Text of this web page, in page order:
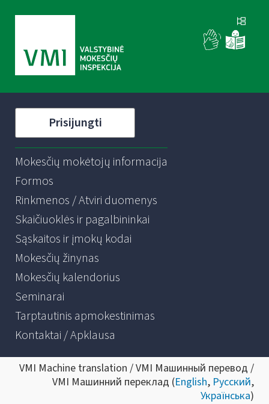
Prisijungti
Mokesčių mokėtojų informacija
Formos
Rinkmenos / Atviri duomenys
Skaičiuoklės ir pagalbininkai
Sąskaitos ir įmokų kodai
Mokesčių žinynas
Mokesčių kalendorius
Seminarai
Tarptautinis apmokestinimas
Kontaktai / Apklausa
VMI Machine translation / VMI Машинный перевод /
VMI Машинний переклад (English, Русский,
Українська)